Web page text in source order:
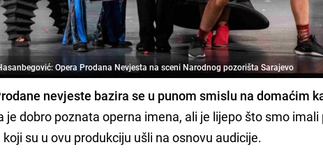
Opera Prodana Nevjesta na sceni Narodnog pozorišta Sarajevo
nevjeste bazira se u punom smislu na domaćim
je dobro poznata operna imena, ali je lijepo što smo
su u ovu produkciju ušli na osnovu audicije.